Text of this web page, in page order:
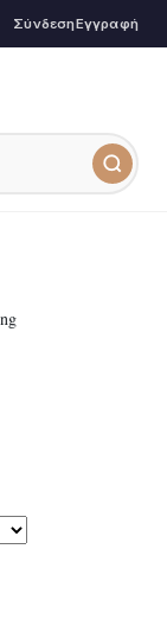
ΣύνδεσηΕγγραφή